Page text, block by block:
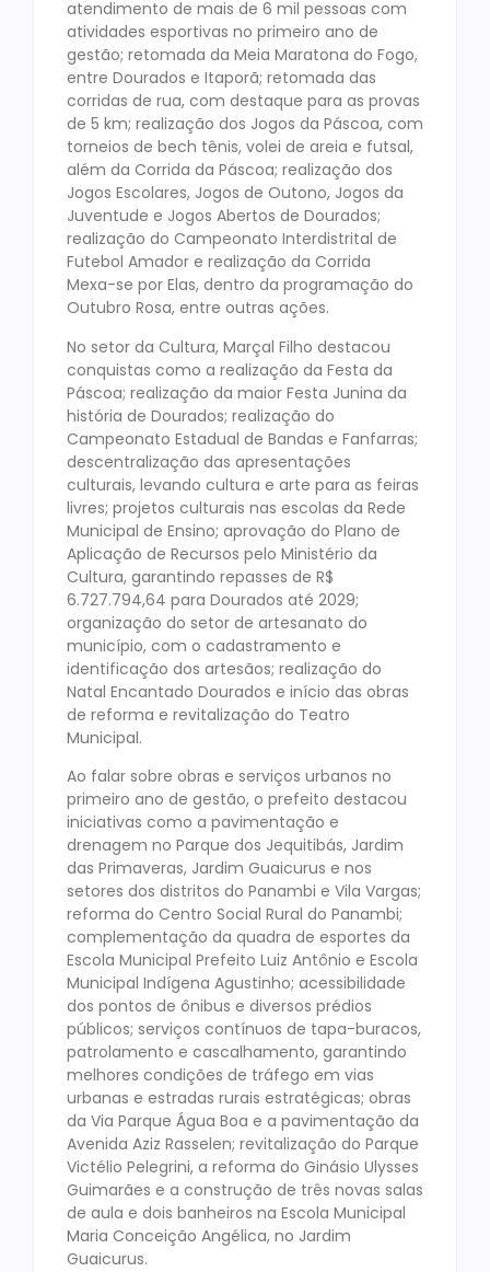
atendimento de mais de 6 mil pessoas com
atividades esportivas no primeiro ano de
gestão; retomada da Meia Maratona do Fogo,
entre Dourados e Itaporã; retomada das
corridas de rua, com destaque para as provas
de 5 km; realização dos Jogos da Páscoa, com
torneios de bech tênis, volei de areia e futsal,
além da Corrida da Páscoa; realização dos
Jogos Escolares, Jogos de Outono, Jogos da
Juventude e Jogos Abertos de Dourados;
realização do Campeonato Interdistrital de
Futebol Amador e realização da Corrida
Mexa-se por Elas, dentro da programação do
Outubro Rosa, entre outras ações.
No setor da Cultura, Marçal Filho destacou
conquistas como a realização da Festa da
Páscoa; realização da maior Festa Junina da
história de Dourados; realização do
Campeonato Estadual de Bandas e Fanfarras;
descentralização das apresentações
culturais, levando cultura e arte para as feiras
livres; projetos culturais nas escolas da Rede
Municipal de Ensino; aprovação do Plano de
Aplicação de Recursos pelo Ministério da
Cultura, garantindo repasses de R$
6.727.794,64 para Dourados até 2029;
organização do setor de artesanato do
município, com o cadastramento e
identificação dos artesãos; realização do
Natal Encantado Dourados e início das obras
de reforma e revitalização do Teatro
Municipal.
Ao falar sobre obras e serviços urbanos no
primeiro ano de gestão, o prefeito destacou
iniciativas como a pavimentação e
drenagem no Parque dos Jequitibás, Jardim
das Primaveras, Jardim Guaicurus e nos
setores dos distritos do Panambi e Vila Vargas;
reforma do Centro Social Rural do Panambi;
complementação da quadra de esportes da
Escola Municipal Prefeito Luiz Antônio e Escola
Municipal Indígena Agustinho; acessibilidade
dos pontos de ônibus e diversos prédios
públicos; serviços contínuos de tapa-buracos,
patrolamento e cascalhamento, garantindo
melhores condições de tráfego em vias
urbanas e estradas rurais estratégicas; obras
da Via Parque Água Boa e a pavimentação da
Avenida Aziz Rasselen; revitalização do Parque
Victélio Pelegrini, a reforma do Ginásio Ulysses
Guimarães e a construção de três novas salas
de aula e dois banheiros na Escola Municipal
Maria Conceição Angélica, no Jardim
Guaicurus.